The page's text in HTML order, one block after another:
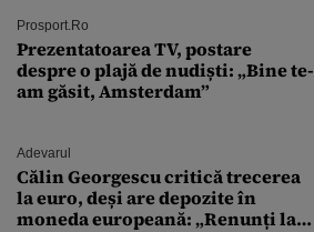
Prosport.ro
Prezentatoarea TV, postare
despre o plajă de nudiști: „Bine te-
am găsit, Amsterdam”
Adevarul
Călin Georgescu critică trecerea
la euro, deși are depozite în
moneda europeană: „Renunți la